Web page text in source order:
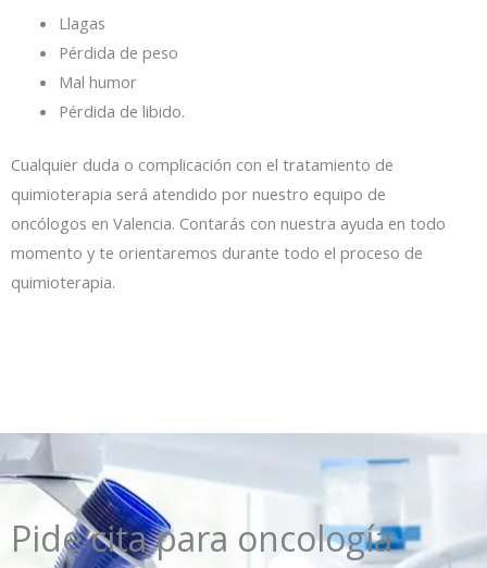
Llagas
Pérdida de peso
Mal humor
Pérdida de libido.
Cualquier duda o complicación con el tratamiento de
quimioterapia será atendido por nuestro equipo de
oncólogos en Valencia. Contarás con nuestra ayuda en todo
momento y te orientaremos durante todo el proceso de
quimioterapia.
Pide cita para oncología